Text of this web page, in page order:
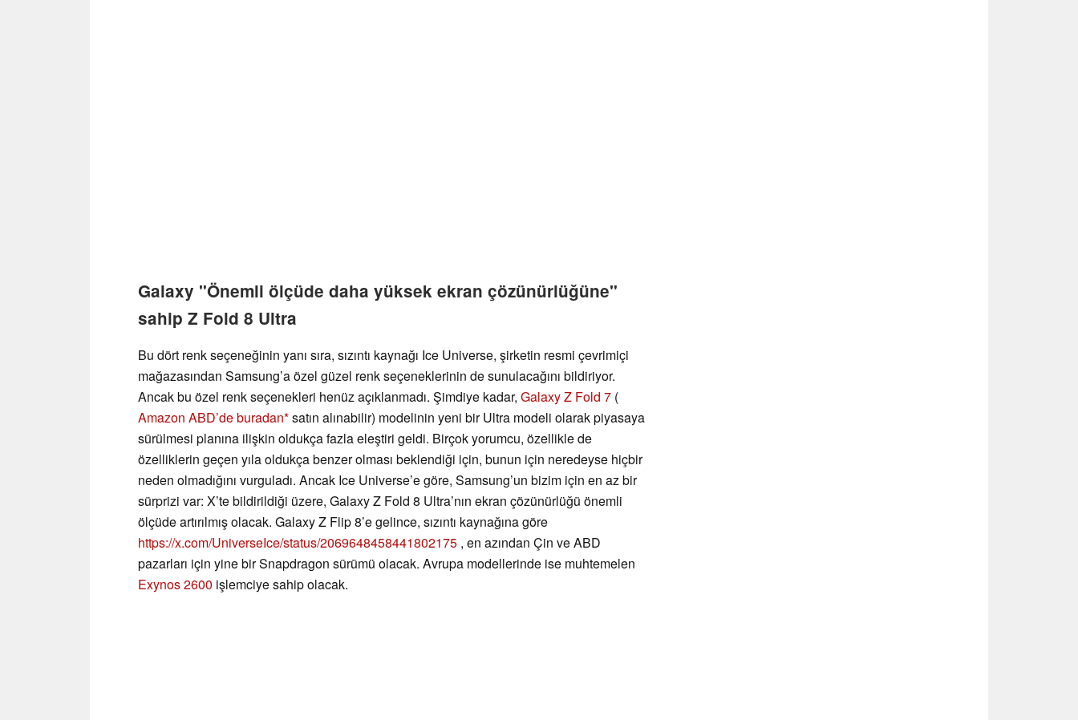
Galaxy "Önemli ölçüde daha yüksek ekran çözünürlüğüne"
sahip Z Fold 8 Ultra
Bu dört renk seçeneğinin yanı sıra, sızıntı kaynağı Ice Universe, şirketin resmi çevrimiçi
mağazasından Samsung’a özel güzel renk seçeneklerinin de sunulacağını bildiriyor.
Ancak bu özel renk seçenekleri henüz açıklanmadı. Şimdiye kadar, Galaxy Z Fold 7 (
Amazon ABD’de buradan satın alınabilir) modelinin yeni bir Ultra modeli olarak piyasaya
sürülmesi planına ilişkin oldukça fazla eleştiri geldi. Birçok yorumcu, özellikle de
özelliklerin geçen yıla oldukça benzer olması beklendiği için, bunun için neredeyse hiçbir
neden olmadığını vurguladı. Ancak Ice Universe’e göre, Samsung’un bizim için en az bir
sürprizi var: X’te bildirildiği üzere, Galaxy Z Fold 8 Ultra’nın ekran çözünürlüğü önemli
ölçüde artırılmış olacak. Galaxy Z Flip 8’e gelince, sızıntı kaynağına göre
https://x.com/UniverseIce/status/2069648458441802175 , en azından Çin ve ABD
pazarları için yine bir Snapdragon sürümü olacak. Avrupa modellerinde ise muhtemelen
Exynos 2600 işlemciye sahip olacak.